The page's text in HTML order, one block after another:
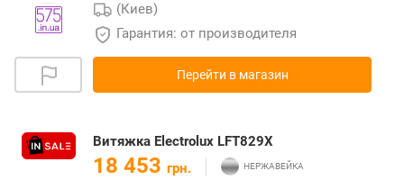
(Киев)
Гарантия: от производителя
Перейти в магазин
Витяжка Electrolux LFT829X
18 453 грн.